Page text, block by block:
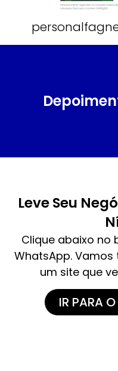
Leve Seu
Clique abaixo no
WhatsApp.
um site que
IR PARA